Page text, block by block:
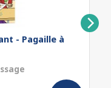
- Pagaille à